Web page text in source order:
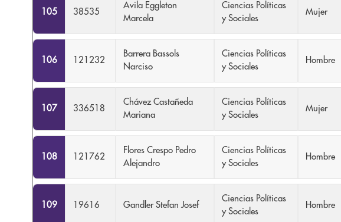
105 38535
Avila Eggleton
Marcela
Ciencias Políticas
y Sociales
Mujer
106 121232
Barrera Bassols
Narciso
Ciencias Políticas
y Sociales
Hombre
107 336518
Chávez Castañeda
Mariana
Ciencias Políticas
y Sociales
Mujer
108 121762
Flores Crespo Pedro
Alejandro
Ciencias Políticas
y Sociales
Hombre
109 19616 Gandler Stefan Josef
Ciencias Políticas
y Sociales
Hombre